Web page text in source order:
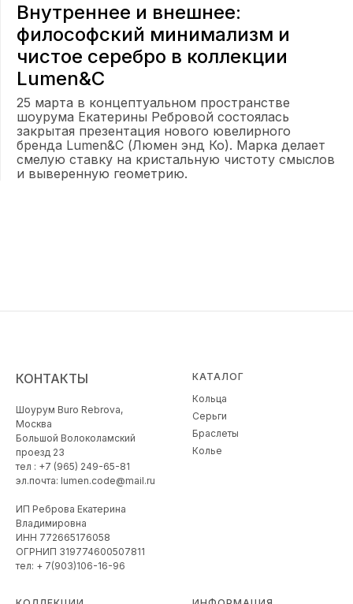
Внутреннее и внешнее:
философский минимализм и
чистое серебро в коллекции
Lumen&C
25 марта в концептуальном пространстве
шоурума Екатерины Ребровой состоялась
закрытая презентация нового ювелирного
бренда Lumen&C (Люмен энд Ко). Марка делает
смелую ставку на кристальную чистоту смыслов
и выверенную геометрию.
КОНТАКТЫ
Шоурум Buro Rebrova,
Москва
Большой Волоколамский
проезд 23
тел : +7 (965) 249-65-81
эл.почта: lumen.code@mail.ru
ИП Реброва Екатерина
Владимировна
ИНН 772665176058
ОГРНИП 319774600507811
тел: + 7(903)106-16-96
КАТАЛОГ
Кольца
Серьги
Браслеты
Колье